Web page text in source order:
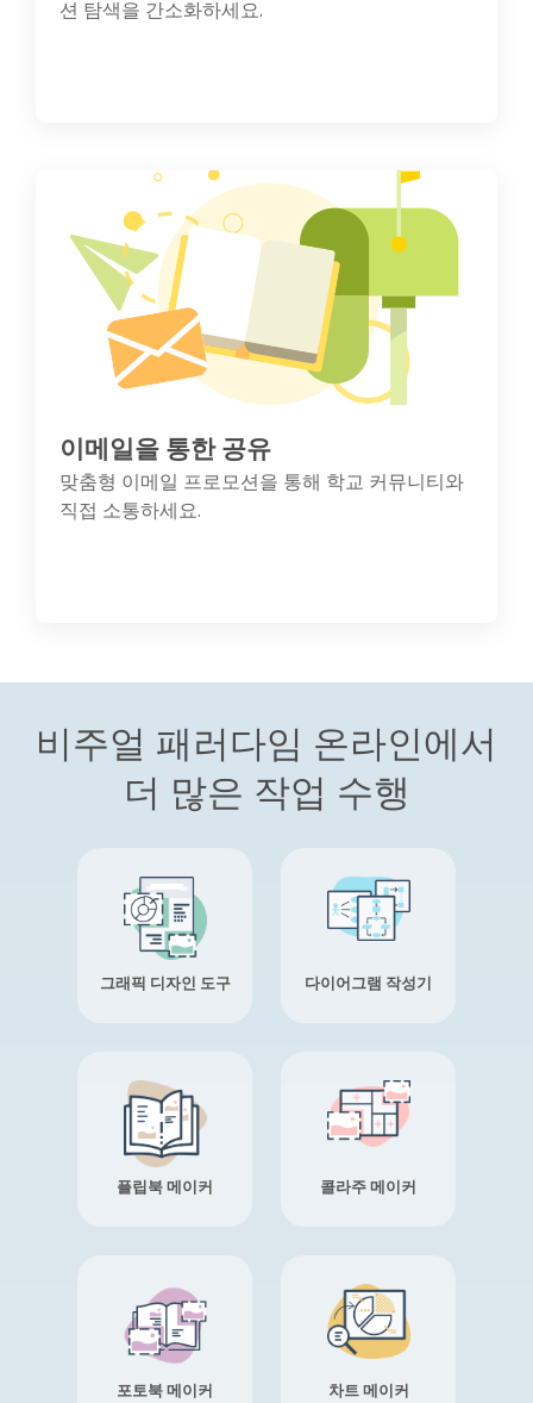
션 탐색을 간소화하세요.
이메일을 통한 공유
맞춤형 이메일 프로모션을 통해 학교 커뮤니티와
직접 소통하세요.
비주얼 패러다임 온라인에서
더 많은 작업 수행
그래픽 디자인 도구 다이어그램 작성기
플립북 메이커 콜라주 메이커
포토북 메이커 차트 메이커